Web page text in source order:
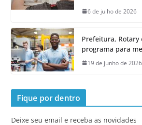
6 de julho de 2026
Prefeitura, Rotary
programa para
19 de junho de 2026
Fique por dentro
Deixe seu email e receba as novidades